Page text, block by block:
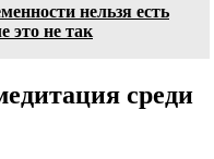
нельзя есть
это не так
среди